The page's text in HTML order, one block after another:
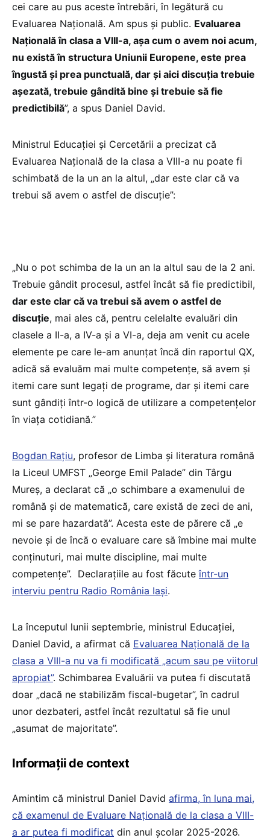
cei care au pus aceste întrebări, în legătură cu
Evaluarea Națională. Am spus și public. Evaluarea
Națională în clasa a VIII-a, așa cum o avem noi acum,
nu există în structura Uniunii Europene, este prea
îngustă și prea punctuală, dar și aici discuția trebuie
așezată, trebuie gândită bine și trebuie să fie
predictibilă”, a spus Daniel David.
Ministrul Educației și Cercetării a precizat că
Evaluarea Națională de la clasa a VIII-a nu poate fi
schimbată de la un an la altul, „dar este clar că va
trebui să avem o astfel de discuție”:
„Nu o pot schimba de la un an la altul sau de la 2 ani.
Trebuie gândit procesul, astfel încât să fie predictibil,
dar este clar că va trebui să avem o astfel de
discuție, mai ales că, pentru celelalte evaluări din
clasele a II-a, a IV-a și a VI-a, deja am venit cu acele
elemente pe care le-am anunțat încă din raportul QX,
adică să evaluăm mai multe competențe, să avem și
itemi care sunt legați de programe, dar și itemi care
sunt gândiți într-o logică de utilizare a competențelor
în viața cotidiană.”
Bogdan Rațiu, profesor de Limba și literatura română
la Liceul UMFST „George Emil Palade” din Târgu
Mureș, a declarat că „o schimbare a examenului de
română și de matematică, care există de zeci de ani,
mi se pare hazardată”. Acesta este de părere că „e
nevoie și de încă o evaluare care să îmbine mai multe
conținuturi, mai multe discipline, mai multe
competențe”. Declarațiile au fost făcuteîntr-un
interviu pentru Radio România Iași.
La începutul lunii septembrie, ministrul Educației,
Daniel David, a afirmat că Evaluarea Națională de la
clasa a VIII-a nu va fi modificată „acum sau pe viitorul
apropiat”. Schimbarea Evaluării va putea fi discutată
doar „dacă ne stabilizăm fiscal-bugetar”, în cadrul
unor dezbateri, astfel încât rezultatul să fie unul
„asumat de majoritate”.
Informații de context
Amintim că ministrul Daniel David afirma, în luna mai,
că examenul de Evaluare Națională de la clasa a VIII-
a ar putea fi modificat din anul școlar 2025-2026.